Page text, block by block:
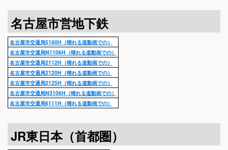
名古屋市営地下鉄
名古屋市交通局5160H（晴れる道動画での）
名古屋市交通局N1106H（晴れる道動画での）
名古屋市交通局2112H（晴れる道動画での）
名古屋市交通局2120H（晴れる道動画での）
名古屋市交通局2125H（晴れる道動画での）
名古屋市交通局N3106H（晴れる道動画での）
名古屋市交通局6111H（晴れる道動画での）
JR東日本（首都圏）